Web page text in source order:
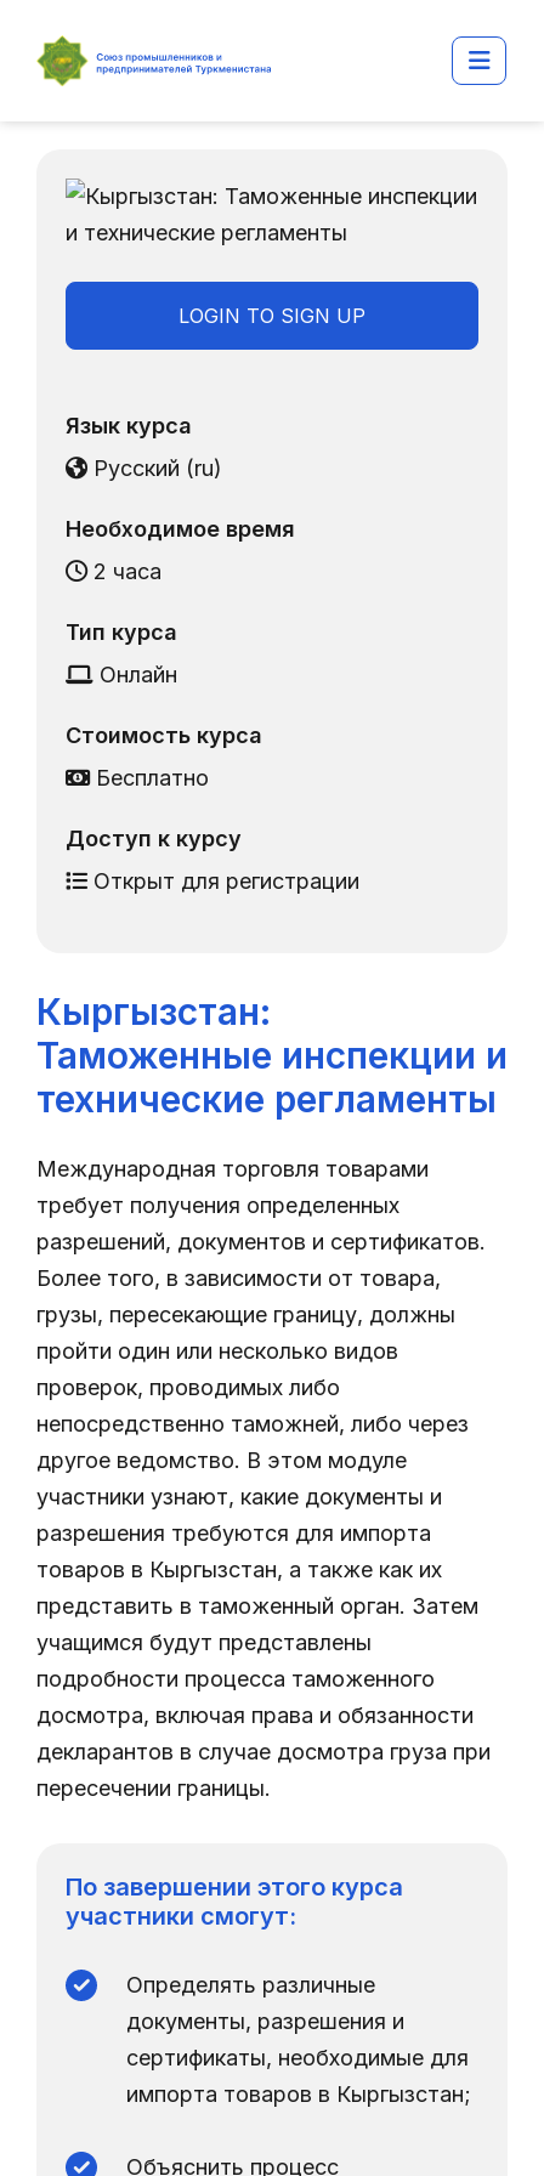
LOGIN TO SIGN UP
Язык курса
Русский ‎(ru)‎
Необходимое время
2 часа
Тип курса
Онлайн
Стоимость курса
Бесплатно
Доступ к курсу
Открыт для регистрации
Кыргызстан:
Таможенные инспекции и
технические регламенты
Международная торговля товарами
требует получения определенных
разрешений, документов и сертификатов.
Более того, в зависимости от товара,
грузы, пересекающие границу, должны
пройти один или несколько видов
проверок, проводимых либо
непосредственно таможней, либо через
другое ведомство. В этом модуле
участники узнают, какие документы и
разрешения требуются для импорта
товаров в Кыргызстан, а также как их
представить в таможенный орган. Затем
учащимся будут представлены
подробности процесса таможенного
досмотра, включая права и обязанности
декларантов в случае досмотра груза при
пересечении границы.
По завершении этого курса
участники смогут:
Определять различные
документы, разрешения и
сертификаты, необходимые для
импорта товаров в Кыргызстан;
Объяснить процесс